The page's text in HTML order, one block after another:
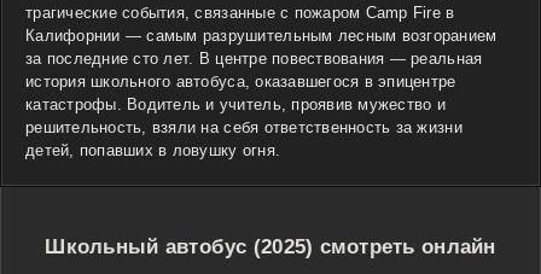
трагические события, связанные с пожаром Camp Fire в
Калифорнии — самым разрушительным лесным возгоранием
за последние сто лет. В центре повествования — реальная
история школьного автобуса, оказавшегося в эпицентре
катастрофы. Водитель и учитель, проявив мужество и
решительность, взяли на себя ответственность за жизни
детей, попавших в ловушку огня.
Школьный автобус (2025) смотреть онлайн